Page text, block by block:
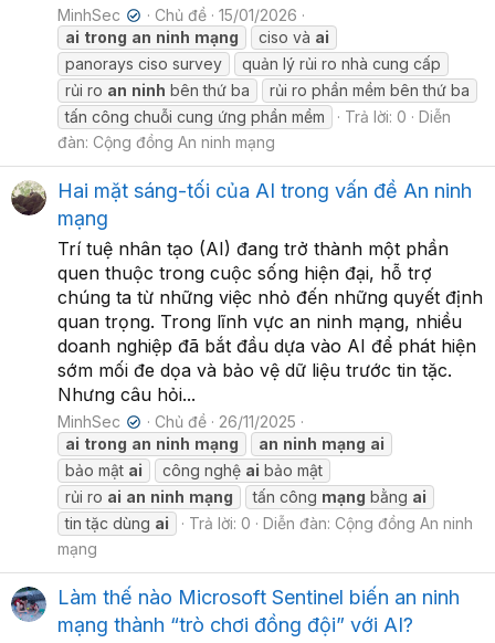
MinhSec ✔ Chủ đề
15/01/2026
ai trong an ninh mạng ciso và ai
panorays ciso survey
quản lý rủi ro nhà cung cấp
rủi ro an ninh bên thứ ba
rủi ro phần mềm bên thứ ba
tấn công chuỗi cung ứng phần mềm
Trả lời: 0
Diễn
đàn: Cộng đồng An ninh mạng
Hai mặt sáng-tối của AI trong vấn đề An ninh
mạng
Trí tuệ nhân tạo (AI) đang trở thành một phần
quen thuộc trong cuộc sống hiện đại, hỗ trợ
chúng ta từ những việc nhỏ đến những quyết định
quan trọng. Trong lĩnh vực an ninh mạng, nhiều
doanh nghiệp đã bắt đầu dựa vào AI để phát hiện
sớm mối đe dọa và bảo vệ dữ liệu trước tin tặc.
Nhưng câu hỏi...
MinhSec ✔ Chủ đề
26/11/2025
ai trong an ninh mạng an ninh mạng ai
bảo mật ai công nghệ ai bảo mật
rủi ro ai an ninh mạng tấn công mạng bằng ai
tin tặc dùng ai Trả lời: 0 Diễn đàn: Cộng đồng An ninh
mạng
Làm thế nào Microsoft Sentinel biến an ninh
mạng thành “trò chơi đồng đội” với AI?